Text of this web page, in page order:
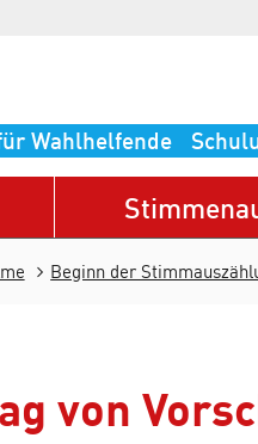
Wahlhelfende
Beginn der
von